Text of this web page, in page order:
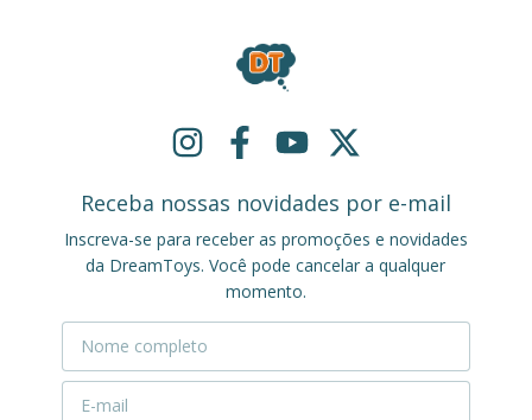
Receba nossas novidades por e-mail
Inscreva-se para receber as promoções e novidades
da DreamToys. Você pode cancelar a qualquer
momento.